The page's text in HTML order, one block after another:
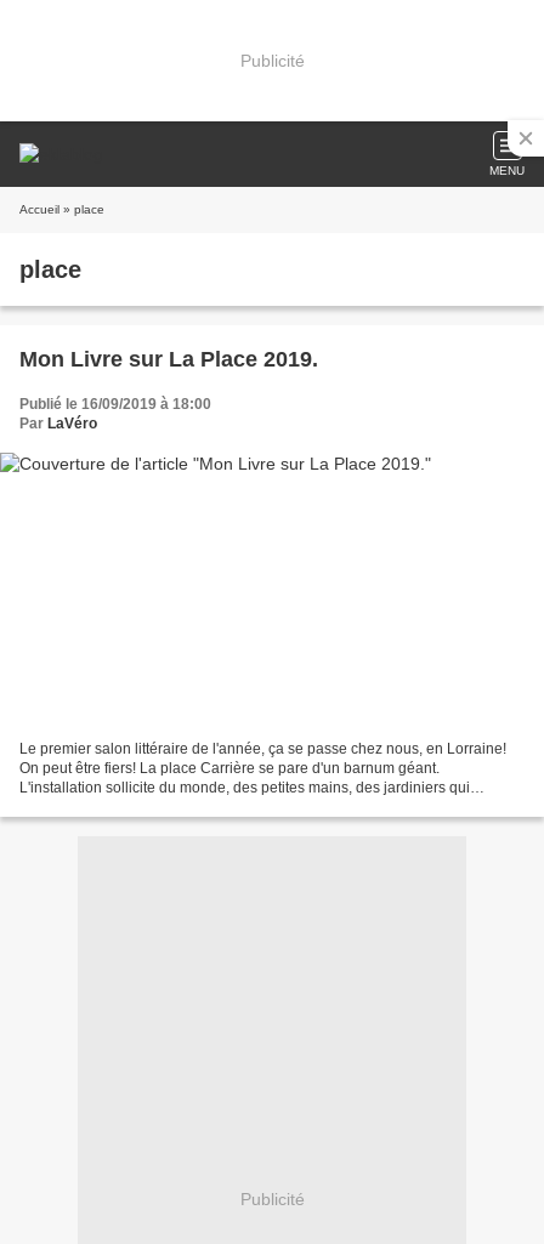
Publicité
MENU
Accueil » place
place
Mon Livre sur La Place 2019.
Publié le 16/09/2019 à 18:00
Par LaVéro
Le premier salon littéraire de l'année, ça se passe chez nous, en Lorraine!
On peut être fiers! La place Carrière se pare d'un barnum géant.
L'installation sollicite du monde, des petites mains, des jardiniers qui
Publicité